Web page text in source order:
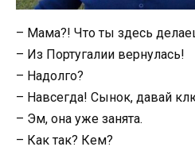
– Мама?! Что ты здесь
– Из Португалии вернулась!
– Надолго?
– Навсегда! Сынок, давай
– Эм, она уже занята.
– Как так? Кем?